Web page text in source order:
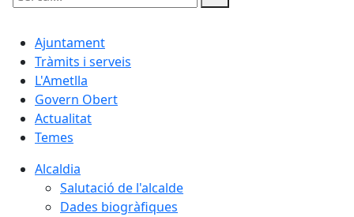
Cercar:
Ajuntament
Tràmits i serveis
L'Ametlla
Govern Obert
Actualitat
Temes
Alcaldia
Salutació de l'alcalde
Dades biogràfiques